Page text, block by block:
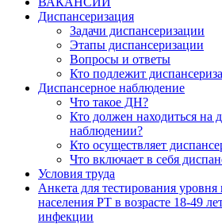
Диспансеризация
Задачи диспансеризации
Этапы диспансеризации
Вопросы и ответы
Кто подлежит
Диспансерное наблюдение
Что такое ДН?
Кто должен находиться на
наблюдении?
Кто осуществляет
Что включает в себя
Условия труда
Анкета для тестирования
населения РТ в возрасте 18-49
инфекции